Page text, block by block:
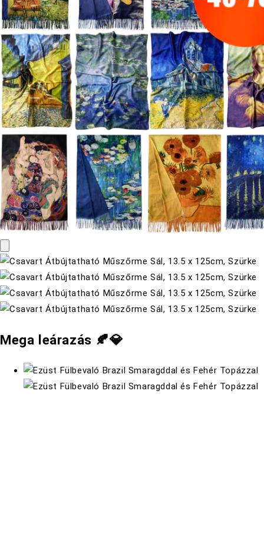
Mega leárazás 🍂💎